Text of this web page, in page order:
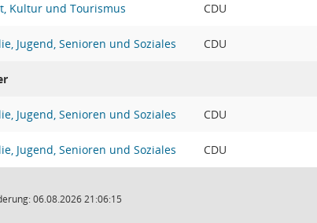
Kultur und Tourismus CDU
Jugend, Senioren und Soziales CDU
Jugend, Senioren und Soziales CDU
Jugend, Senioren und Soziales CDU
06.08.2026 21:06:15